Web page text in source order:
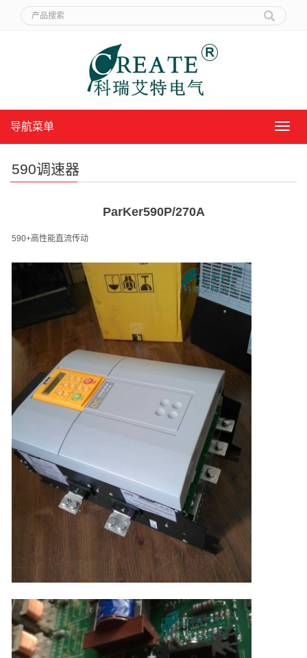
导
导航菜单
590调速器
ParKer590P/270A
590+高性能直流传动